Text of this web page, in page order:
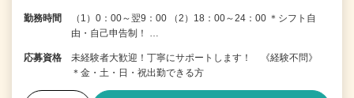
勤務時間
（1）0：00～翌9：00 （2）18：00～24：00 ＊シフト自
由・自己申告制！ …
応募資格
未経験者大歓迎！丁寧にサポートします！ 《経験不問》
＊金・土・日・祝出勤できる方